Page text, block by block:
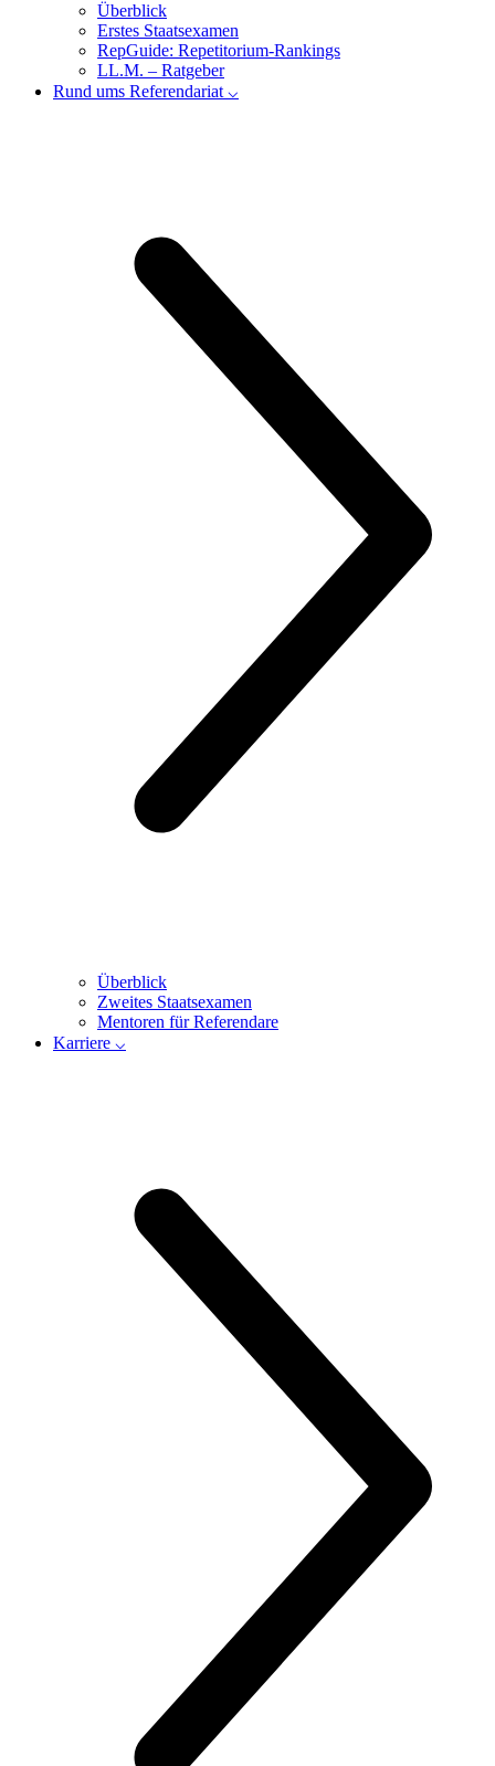
Überblick
Erstes Staatsexamen
RepGuide: Repetitorium-Rankings
LL.M. – Ratgeber
Rund ums Referendariat ⌵
Überblick
Zweites Staatsexamen
Mentoren für Referendare
Karriere ⌵